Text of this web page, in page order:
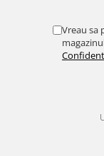
Vreau sa